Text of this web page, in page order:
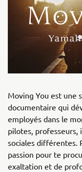
Moving You est une
documentaire qui
employés dans le
pilotes, professeurs,
sociales différentes.
passion pour te
exaltation et de